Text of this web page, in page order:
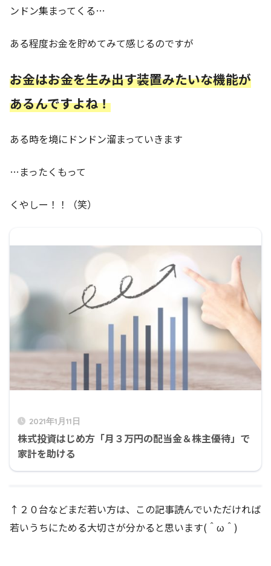
ンドン集まってくる…
ある程度お金を貯めてみて感じるのですが
お金はお金を生み出す装置みたいな機能が
あるんですよね！
ある時を境にドンドン溜まっていきます
…まったくもって
くやしー！！（笑）
2021年1月11日
株式投資はじめ方「月３万円の配当金＆株主優待」で
家計を助ける
↑２０台などまだ若い方は、この記事読んでいただければ
若いうちにためる大切さが分かると思います(＾ω＾)